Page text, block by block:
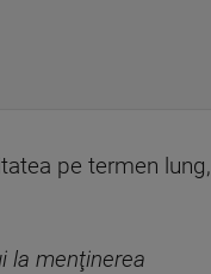
pe termen lung,
la menţinerea